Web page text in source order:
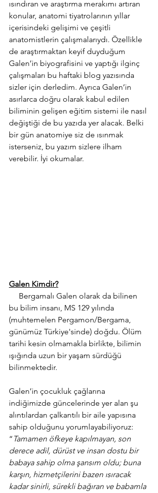
ısındıran ve araştırma merakımı artıran
konular, anatomi tiyatrolarının yıllar
içerisindeki gelişimi ve çeşitli
anatomistlerin çalışmalarıydı. Özellikle
de araştırmaktan keyif duyduğum
Galen’in biyografisini ve yaptığı ilginç
çalışmaları bu haftaki blog yazısında
sizler için derledim. Ayrıca Galen’in
asırlarca doğru olarak kabul edilen
biliminin gelişen eğitim sistemi ile nasıl
değiştiği de bu yazıda yer alacak. Belki
bir gün anatomiye siz de ısınmak
isterseniz, bu yazım sizlere ilham
verebilir. İyi okumalar.
Galen Kimdir?
bu bilim insanı, MS 129 yılında
(muhtemelen Pergamon/Bergama,
günümüz Türkiye'sinde) doğdu. Ölüm
tarihi kesin olmamakla birlikte, bilimin
ışığında uzun bir yaşam sürdüğü
bilinmektedir.
Galen’in çocukluk çağlarına
indiğimizde güncelerinde yer alan şu
alıntılardan çalkantılı bir aile yapısına
sahip olduğunu yorumlayabiliyoruz:
“ Tamamen öfkeye kapılmayan, son
derece adil, dürüst ve insan dostu bir
babaya sahip olma şansım oldu; buna
karşın, hizmetçilerini bazen ısıracak
kadar sinirli, sürekli bağıran ve babamla